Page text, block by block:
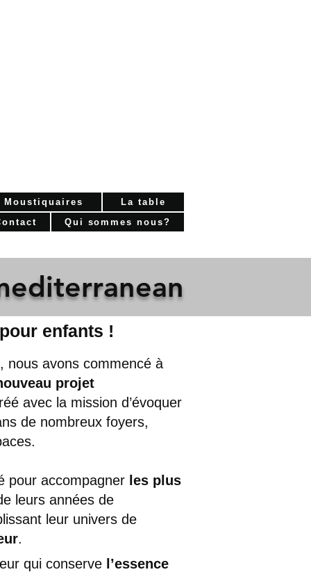
Moustiquaires
La table
Qui sommes nous?
enfants !
nous avons commencé à
projet
avec la mission d’évoquer
de nombreux foyers,
pour accompagner les plus
leurs années de
leur univers de
.
qui conserve l’essence